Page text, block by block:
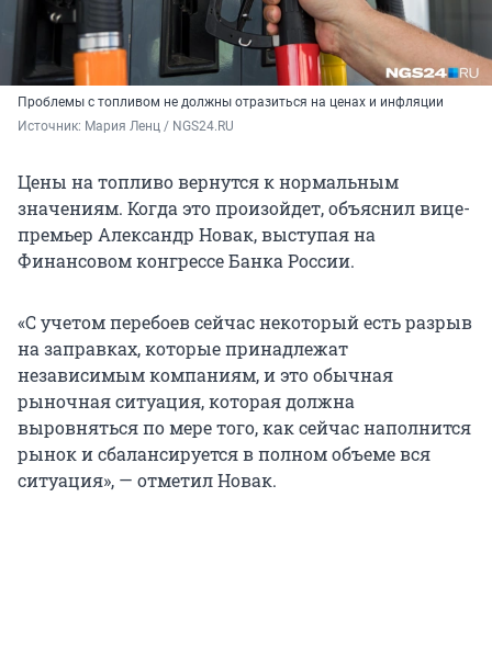
Проблемы с топливом не должны отразиться на ценах и инфляции
Источник: Мария Ленц / NGS24.RU
Цены на топливо вернутся к нормальным
значениям. Когда это произойдет, объяснил вице-
премьер Александр Новак, выступая на
Финансовом конгрессе Банка России.
«С учетом перебоев сейчас некоторый есть разрыв
на заправках, которые принадлежат
независимым компаниям, и это обычная
рыночная ситуация, которая должна
выровняться по мере того, как сейчас наполнится
рынок и сбалансируется в полном объеме вся
ситуация», — отметил Новак.